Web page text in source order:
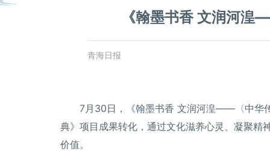
《翰墨书香 文润河
青海日报
7月30日，《翰墨书香 文润河湟——〈中华
典》项目成果转化，通过文化滋养心灵、凝聚精
价值。